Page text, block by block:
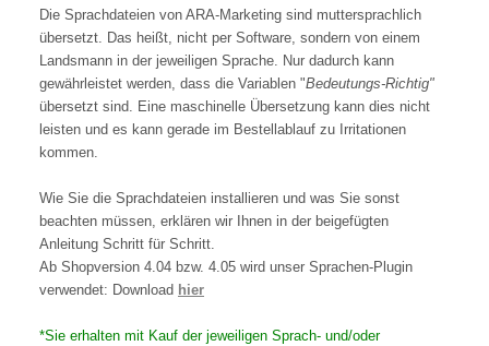
Die Sprachdateien von ARA-Marketing sind muttersprachlich
übersetzt. Das heißt, nicht per Software, sondern von einem
Landsmann in der jeweiligen Sprache. Nur dadurch kann
gewährleistet werden, dass die Variablen "Bedeutungs-Richtig"
übersetzt sind. Eine maschinelle Übersetzung kann dies nicht
leisten und es kann gerade im Bestellablauf zu Irritationen
kommen.
Wie Sie die Sprachdateien installieren und was Sie sonst
beachten müssen, erklären wir Ihnen in der beigefügten
Anleitung Schritt für Schritt.
Ab Shopversion 4.04 bzw. 4.05 wird unser Sprachen-Plugin
verwendet: Download hier
*Sie erhalten mit Kauf der jeweiligen Sprach- und/oder